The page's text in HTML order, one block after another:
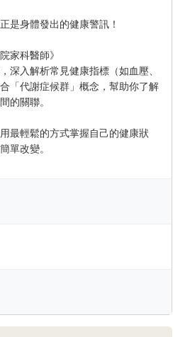
是身體發出的健康警訊！
家科醫師》
深入解析常見健康指標（如血壓、
「代謝症候群」概念，幫助你了解
的關聯。
最輕鬆的方式掌握自己的健康狀
單改變。